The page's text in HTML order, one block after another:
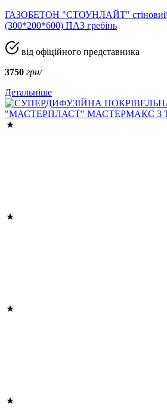
ГАЗОБЕТОН "СТОУНЛАЙТ"
(300*200*600) ПАЗ гребінь
від офіційного представника
3750 грн/
Детальніше